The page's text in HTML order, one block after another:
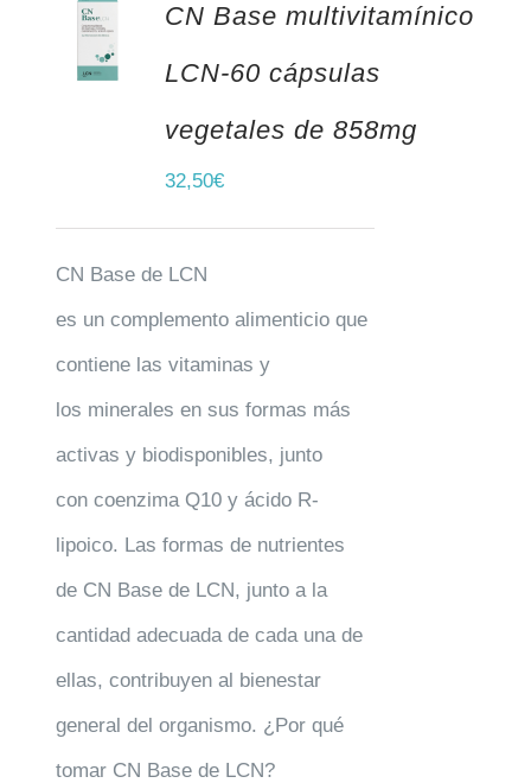
CN Base multivitamínico
LCN-60 cápsulas
vegetales de 858mg
32,50€
CN Base de LCN
es un complemento alimenticio que
contiene las vitaminas y
los minerales en sus formas más
activas y biodisponibles, junto
con coenzima Q10 y ácido R-
lipoico. Las formas de nutrientes
de CN Base de LCN, junto a la
cantidad adecuada de cada una de
ellas, contribuyen al bienestar
general del organismo. ¿Por qué
tomar CN Base de LCN?